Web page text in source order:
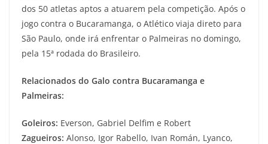
dos 50 atletas aptos a atuarem pela competição. Após o
jogo contra o Bucaramanga, o Atlético viaja direto para
São Paulo, onde irá enfrentar o Palmeiras no domingo,
pela 15ª rodada do Brasileiro.
Relacionados do Galo contra Bucaramanga e
Palmeiras:
Goleiros: Everson, Gabriel Delfim e Robert
Zagueiros: Alonso, Igor Rabello, Ivan Román, Lyanco,